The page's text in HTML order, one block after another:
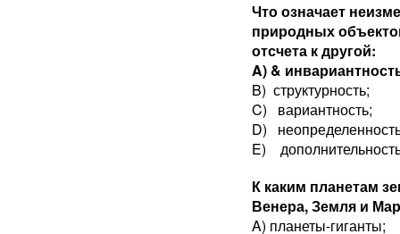
Что означает
природных
отсчета к другой:
A) &
B) структурность;
C) вариантность;
D)
E)
К каким планетам
Венера, Земля и
A) планеты-гиганты;